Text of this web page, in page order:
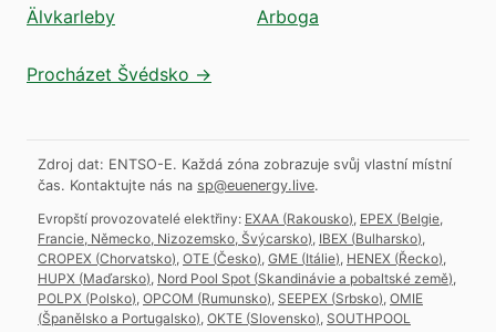
Älvkarleby
Arboga
Procházet Švédsko →
Zdroj dat: ENTSO-E. Každá zóna zobrazuje svůj vlastní místní
čas. Kontaktujte nás na sp@euenergy.live.
Evropští provozovatelé elektřiny: EXAA (Rakousko) EPEX (Belgie,
Francie, Německo, Nizozemsko, Švýcarsko) IBEX (Bulharsko)
CROPEX (Chorvatsko) OTE (Česko) GME (Itálie) HENEX (Řecko)
HUPX (Maďarsko) Nord Pool Spot (Skandinávie a pobaltské země)
POLPX (Polsko) OPCOM (Rumunsko) SEEPEX (Srbsko) OMIE
(Španělsko a Portugalsko) OKTE (Slovensko) SOUTHPOOL